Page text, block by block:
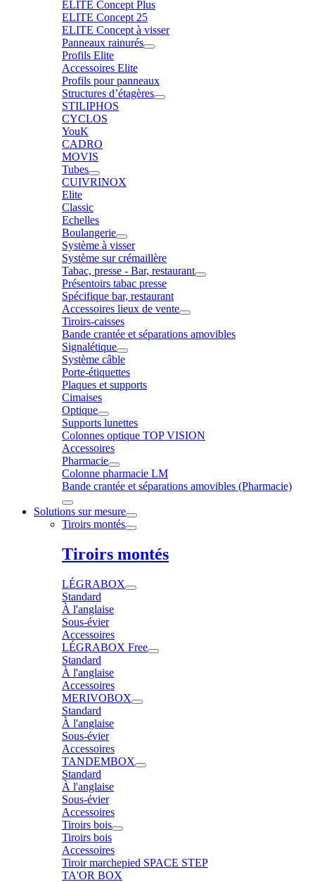
ELITE Concept Plus
ELITE Concept 25
ELITE Concept à visser
Panneaux rainurés
Profils Elite
Accessoires Elite
Profils pour panneaux
Structures d’étagères
STILIPHOS
CYCLOS
YouK
CADRO
MOVIS
Tubes
CUIVRINOX
Elite
Classic
Echelles
Boulangerie
Système à visser
Système sur crémaillère
Tabac, presse - Bar, restaurant
Présentoirs tabac presse
Spécifique bar, restaurant
Accessoires lieux de vente
Tiroirs-caisses
Bande crantée et séparations amovibles
Signalétique
Système câble
Porte-étiquettes
Plaques et supports
Cimaises
Optique
Supports lunettes
Colonnes optique TOP VISION
Accessoires
Pharmacie
Colonne pharmacie LM
Bande crantée et séparations amovibles (Pharmacie)
Solutions sur mesure
Tiroirs montés
Tiroirs montés
LÉGRABOX
Standard
À l'anglaise
Sous-évier
Accessoires
LÉGRABOX Free
Standard
À l'anglaise
Accessoires
MERIVOBOX
Standard
À l'anglaise
Sous-évier
Accessoires
TANDEMBOX
Standard
À l'anglaise
Sous-évier
Accessoires
Tiroirs bois
Tiroirs bois
Accessoires
Tiroir marchepied SPACE STEP
TA'OR BOX